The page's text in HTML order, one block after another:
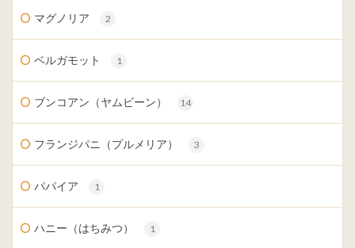
マグノリア 2
ベルガモット 1
ブンコアン（ヤムビーン） 14
フランジパニ（プルメリア） 3
パパイア 1
ハニー（はちみつ） 1